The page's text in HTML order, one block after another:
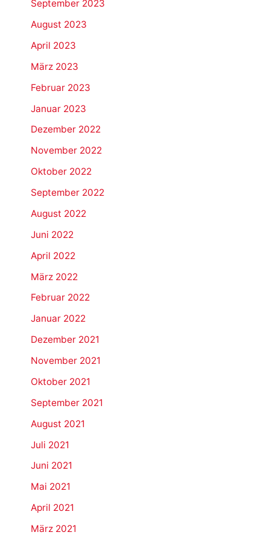
September 2023
August 2023
April 2023
März 2023
Februar 2023
Januar 2023
Dezember 2022
November 2022
Oktober 2022
September 2022
August 2022
Juni 2022
April 2022
März 2022
Februar 2022
Januar 2022
Dezember 2021
November 2021
Oktober 2021
September 2021
August 2021
Juli 2021
Juni 2021
Mai 2021
April 2021
März 2021